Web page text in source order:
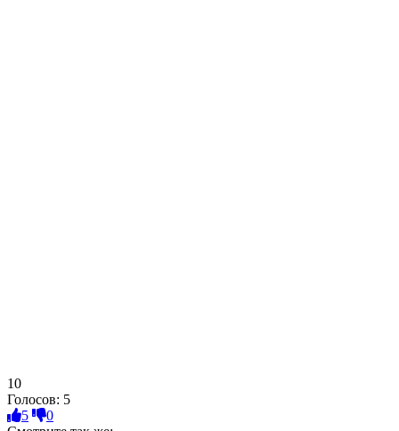
10
Голосов: 5
5
0